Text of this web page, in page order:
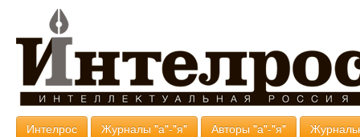
Интелрос Журналы "а"-"я" Авторы "а"-"я"